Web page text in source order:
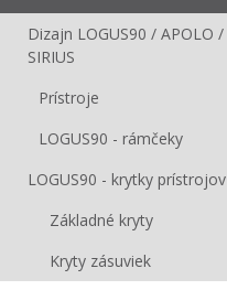
Dizajn LOGUS90 / APOLO /
SIRIUS
Prístroje
LOGUS90 - rámčeky
LOGUS90 - krytky prístrojov
Základné kryty
Kryty zásuviek